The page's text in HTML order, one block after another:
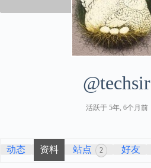
@techsir
活跃于 5年, 6个月前
动态 资料 站点 2 好友